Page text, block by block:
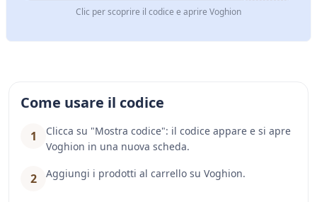
Clic per scoprire il codice e aprire Voghion
Come usare il codice
1
Clicca su "Mostra codice": il codice appare e si apre
Voghion in una nuova scheda.
2 Aggiungi i prodotti al carrello su Voghion.